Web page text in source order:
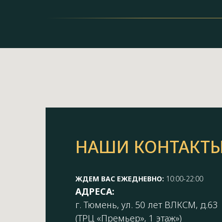
НАШИ
ЖДЕМ ВАС ЕЖЕДНЕВНО: 10:00-22:00
АДРЕСА:
г. Тюмень, ул. 50 лет ВЛКСМ, д.63
(ТРЦ «Премьер», 1 этаж»)